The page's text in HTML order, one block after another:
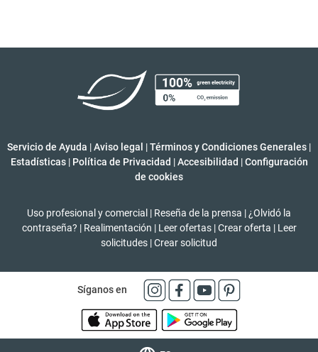
Servicio de Ayuda |Aviso legal |Términos y Condiciones Generales |
Estadísticas | Política de Privacidad | Accesibilidad | Configuración
de cookies
Uso profesional y comercial | Reseña de la prensa | ¿Olvidó la
contraseña? | Realimentación | Leer ofertas | Crear oferta | Leer
solicitudes |Crear solicitud
Síganos en